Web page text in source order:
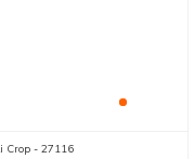
Crop - 27116